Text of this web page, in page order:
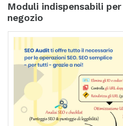
Moduli indispensabili
negozio